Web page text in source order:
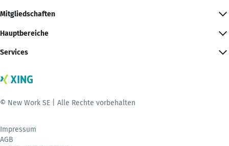
Mitgliedschaften
Hauptbereiche
Services
© New Work SE | Alle Rechte vorbehalten
Impressum
AGB